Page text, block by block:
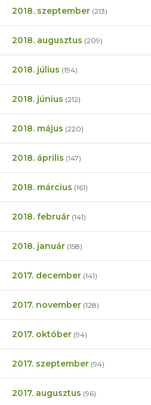
2018. szeptember (213)
2018. augusztus (209)
2018. július (194)
2018. június (212)
2018. május (220)
2018. április (147)
2018. március (161)
2018. február (141)
2018. január (158)
2017. december (141)
2017. november (128)
2017. október (94)
2017. szeptember (94)
2017. augusztus (96)